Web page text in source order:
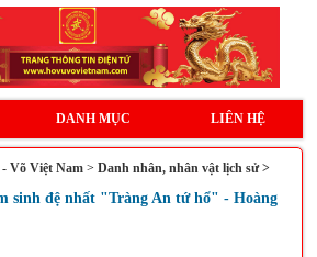
DANH MỤC LIÊN HỆ
Võ Việt Nam> Danh nhân, nhân vật lịch sử >
sinh đệ nhất "Tràng An tứ hổ" - Hoàng